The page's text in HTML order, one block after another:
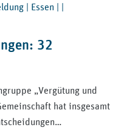
| Essen | |
32
„Vergütung und
hat insgesamt